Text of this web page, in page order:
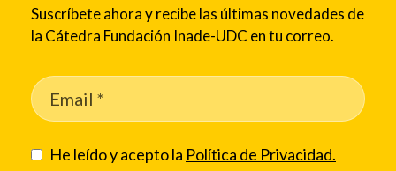
Suscríbete ahora y recibe las últimas novedades de
la Cátedra Fundación Inade-UDC en tu correo.
He leído y acepto la Política de Privacidad.